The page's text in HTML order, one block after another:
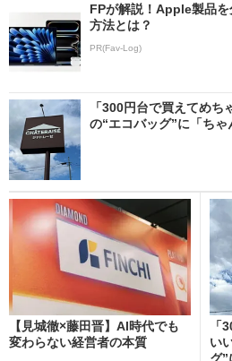
FPが解説！Apple製品
方法とは？
PR(Fav-Log)
「300円台で買えてめ
の“エコバッグ”に「ちゃ
【見城徹×藤田晋】AI時代でも
変わらない経営者の本質
「
い
グ”